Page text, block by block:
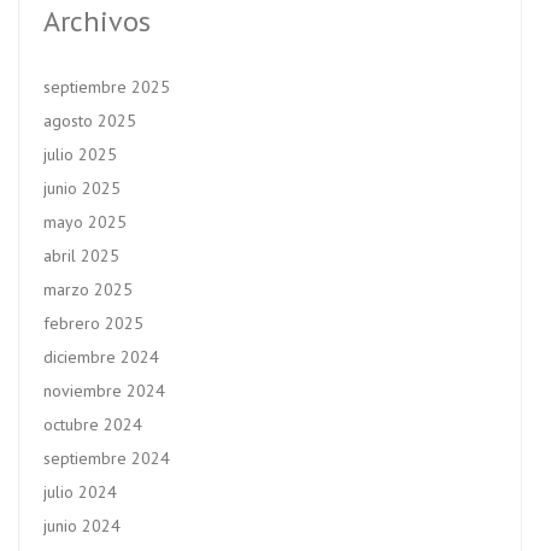
Archivos
septiembre 2025
agosto 2025
julio 2025
junio 2025
mayo 2025
abril 2025
marzo 2025
febrero 2025
diciembre 2024
noviembre 2024
octubre 2024
septiembre 2024
julio 2024
junio 2024